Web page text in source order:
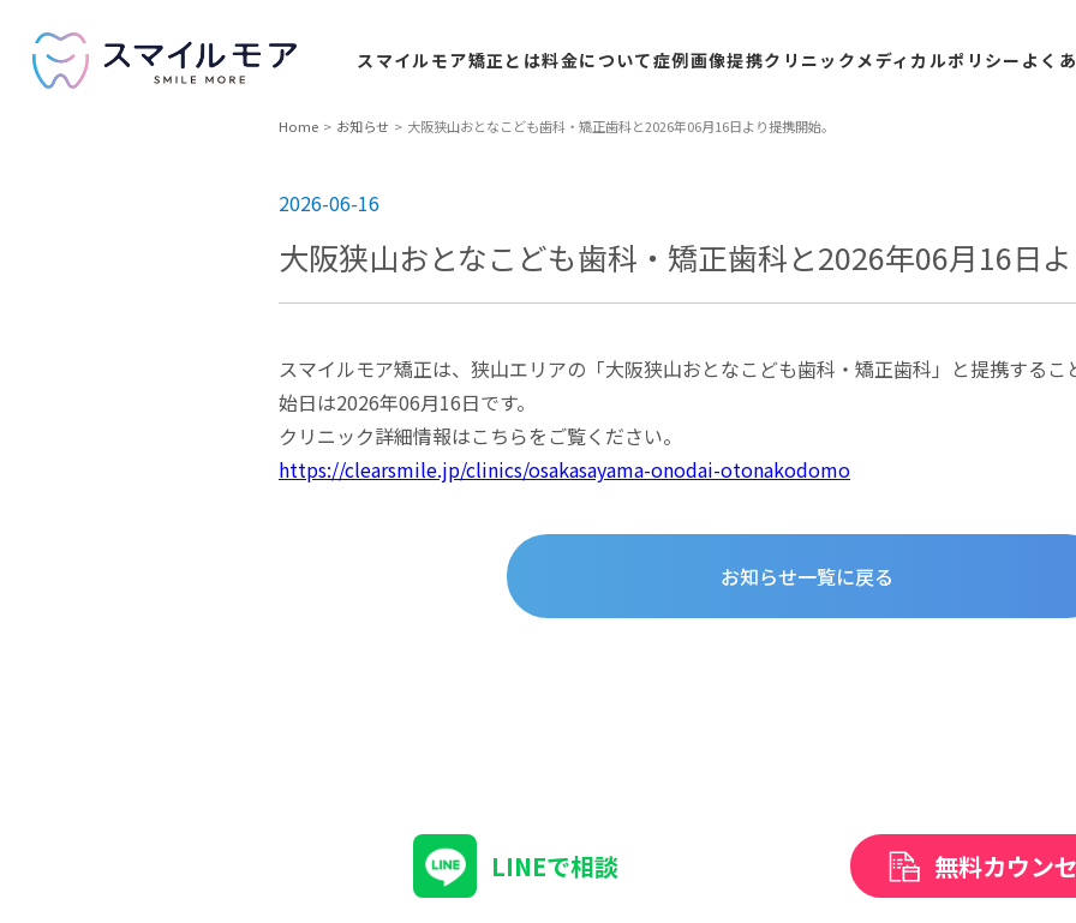
スマイルモア矯正とは料金について症例画像提携クリニックメディカルポリシー よく
Home お知らせ 大阪狭山おとなこども歯科・矯正歯科と2026年06⽉16⽇より提携開始。
2026-06-16
大阪狭山おとなこども歯科・矯正歯科と2026年06⽉16⽇よ
スマイルモア矯正は、狭山エリアの「大阪狭山おとなこども歯科・矯正歯科」と提携するこ
始⽇は2026年06⽉16⽇です。
クリニック詳細情報はこちらをご覧ください。
https://clearsmile.jp/clinics/osakasayama-onodai-otonakodomo
お知らせ一覧に戻る
LINEで相談 無料カウン